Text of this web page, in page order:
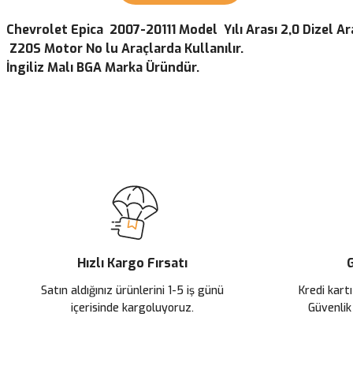
Chevrolet Epica 2007-20111 Model Yılı Arası 2,0 Dizel
Z20S Motor No lu Araçlarda Kullanılır.
İngiliz Malı BGA Marka Üründür.
Ürün açıklamasında eksik bilgiler bulunuyor.
Ürün bilgilerinde hatalar bulunuyor.
Ürün fiyatı diğer sitelerden daha pahalı.
Bu ürüne benzer farklı alternatifler olmalı.
Hızlı Kargo Fırsatı
Satın aldığınız ürünlerini 1-5 iş günü
içerisinde kargoluyoruz.
Kredi